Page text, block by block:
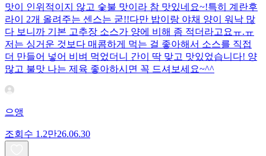
맛이 인위적이지 않고 숯불 맛이라 참 맛있네요~!특히 계란후
라이 2개 올려주는 센스는 굳!! ​다만 밥이랑 야채 양이 워낙 많
다 보니까 기본 고추장 소스가 양에 비해 좀 적더라고요ㅠ.ㅠ
저는 싱거운 것보다 매콤하게 먹는 걸 좋아해서 소스를 직접
더 만들어 넣어 비벼 먹었더니 간이 딱 맞고 맛있었습니다! 양
많고 불맛 나는 제육 좋아하시면 꼭 드셔보세요~^^
으앵
조회수 1.2만26.06.30